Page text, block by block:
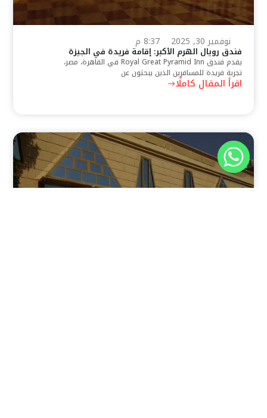
نوفمبر 30, 2025 8:37 م
فندق رويال الهرم الأكبر: إقامة فريدة في الجيزة
يقدم فندق Royal Great Pyramid Inn في القاهرة، مصر،
تجربة فريدة للمسافرين الذين يبحثون عن
اقرأ المقال كاملًا